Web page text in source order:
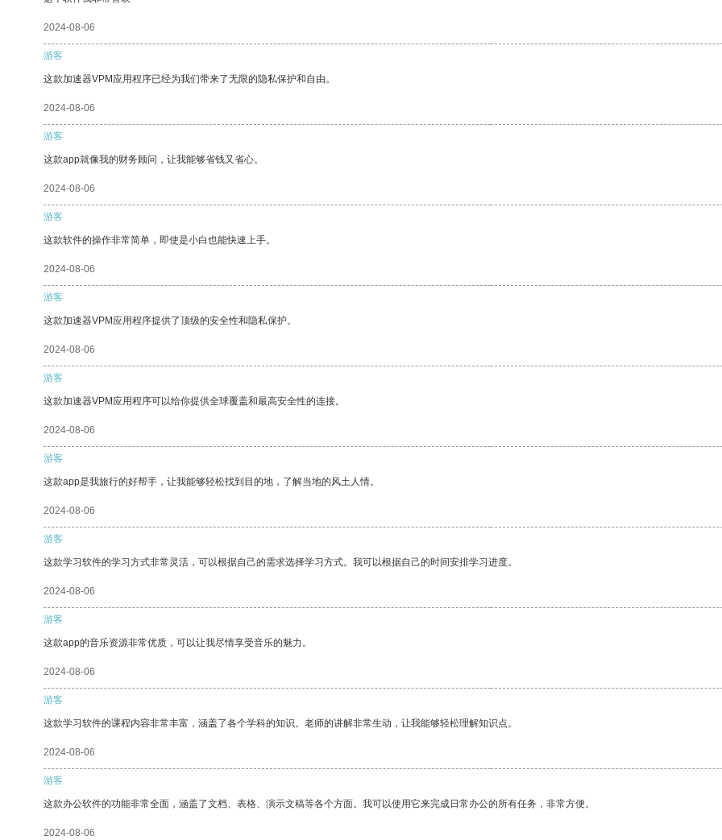
2024-08-06
游客
这款加速器VPM应用程序已经为我们带来了无限的隐私保护和自由。
2024-08-06
游客
这款app就像我的财务顾问，让我能够省钱又省心。
2024-08-06
游客
这款软件的操作非常简单，即使是小白也能快速上手。
2024-08-06
游客
这款加速器VPM应用程序提供了顶级的安全性和隐私保护。
2024-08-06
游客
这款加速器VPM应用程序可以给你提供全球覆盖和最高安全性的连接。
2024-08-06
游客
这款app是我旅行的好帮手，让我能够轻松找到目的地，了解当地的风土人情。
2024-08-06
游客
这款学习软件的学习方式非常灵活，可以根据自己的需求选择学习方式。我可以根据自己的时间安排学习进度。
2024-08-06
游客
这款app的音乐资源非常优质，可以让我尽情享受音乐的魅力。
2024-08-06
游客
这款学习软件的课程内容非常丰富，涵盖了各个学科的知识。老师的讲解非常生动，让我能够轻松理解知识点。
2024-08-06
游客
这款办公软件的功能非常全面，涵盖了文档、表格、演示文稿等各个方面。我可以使用它来完成日常办公的所有任务，非常方便。
2024-08-06